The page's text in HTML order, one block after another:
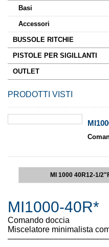
Basi
Accessori
BUSSOLE RITCHIE
PISTOLE PER SIGILLANTI
OUTLET
PRODOTTI VISTI
MI 1000 40R12-1/
MI1000-40R*
Comando doccia
Miscelatore minimalista